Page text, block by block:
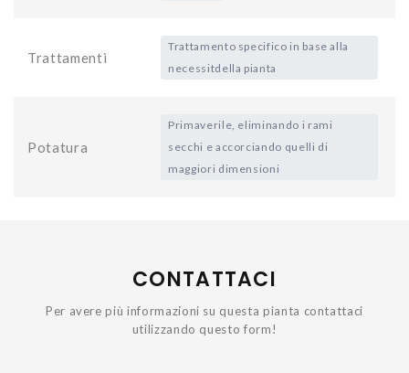
Trattamenti
Trattamento specifico in base alla
necessitdella pianta
Potatura
Primaverile, eliminando i rami
secchi e accorciando quelli di
maggiori dimensioni
CONTATTACI
Per avere più informazioni su questa pianta contattaci
utilizzando questo form!